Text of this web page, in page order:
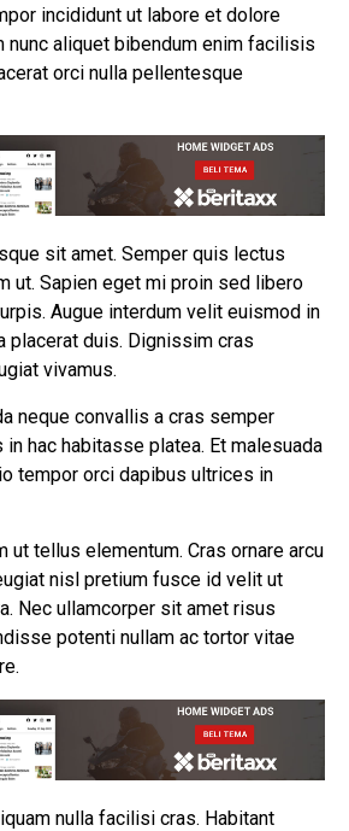
incididunt ut labore et dolore
nunc aliquet bibendum enim facilisis
orci nulla pellentesque
sit amet. Semper quis lectus
ut. Sapien eget mi proin sed libero
Augue interdum velit euismod in
placerat duis. Dignissim cras
vivamus.
neque convallis a cras semper
in hac habitasse platea. Et malesuada
tempor orci dapibus ultrices in
ut tellus elementum. Cras ornare arcu
nisl pretium fusce id velit ut
Nec ullamcorper sit amet risus
potenti nullam ac tortor vitae
nulla facilisi cras. Habitant